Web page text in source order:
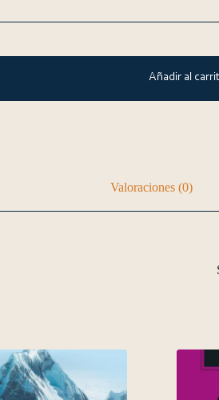
Añadir al
Valoraciones (0)